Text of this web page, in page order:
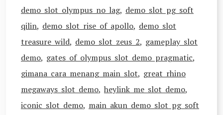
demo slot olympus no lag, demo slot pg soft
qilin, demo slot rise of apollo, demo slot
treasure wild, demo slot zeus 2, gameplay slot
demo, gates of olympus slot demo pragmatic,
gimana cara menang main slot, great rhino
megaways slot demo, heylink me slot demo,
iconic slot demo, main akun demo slot pg soft